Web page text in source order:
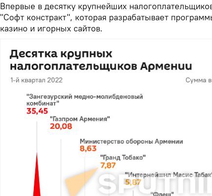
Впервые в десятку крупнейших
"Софт констракт", которая разрабатывает
казино и игорных сайтов.